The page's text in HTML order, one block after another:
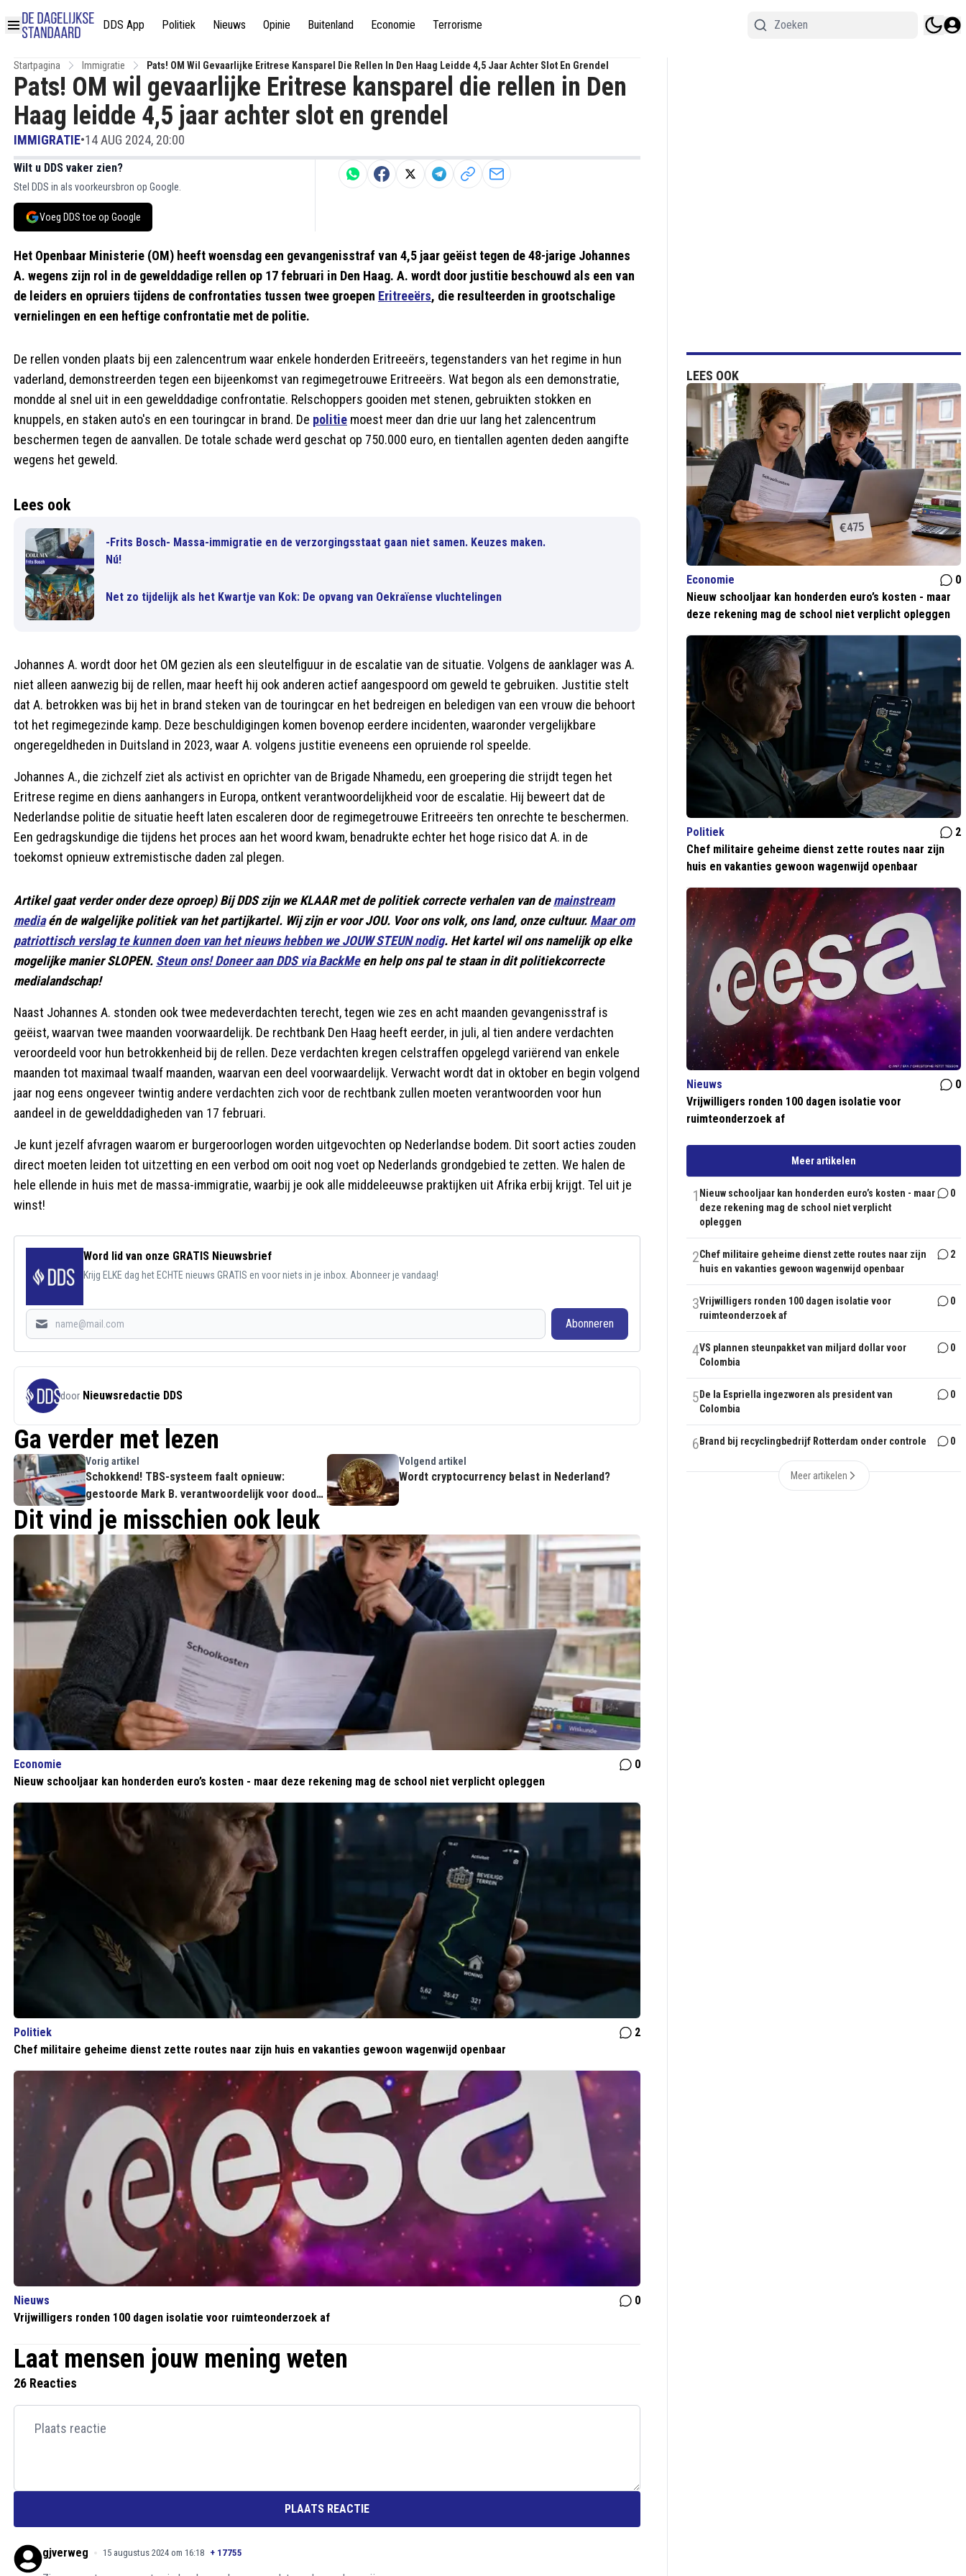
DDS App Politiek Nieuws Opinie Buitenland Economie Terrorisme
Startpagina Immigratie Pats! OM Wil Gevaarlijke Eritrese Kansparel Die Rellen In Den Haag Leidde 4,5 Jaar Achter Slot En Grendel
Pats! OM wil gevaarlijke Eritrese kansparel die rellen in Den
Haag leidde 4,5 jaar achter slot en grendel
IMMIGRATIE•14 AUG 2024, 20:00
Wilt u DDS vaker zien?
Stel DDS in als voorkeursbron op Google.
Voeg DDS toe op Google
Het Openbaar Ministerie (OM) heeft woensdag een gevangenisstraf van 4,5 jaar geëist tegen de 48-jarige Johannes
A. wegens zijn rol in de gewelddadige rellen op 17 februari in Den Haag. A. wordt door justitie beschouwd als een van
de leiders en opruiers tijdens de confrontaties tussen twee groepen Eritreeërs, die resulteerden in grootschalige
vernielingen en een heftige confrontatie met de politie.
De rellen vonden plaats bij een zalencentrum waar enkele honderden Eritreeërs, tegenstanders van het regime in hun
vaderland, demonstreerden tegen een bijeenkomst van regimegetrouwe Eritreeërs. Wat begon als een demonstratie,
mondde al snel uit in een gewelddadige confrontatie. Relschoppers gooiden met stenen, gebruikten stokken en
knuppels, en staken auto's en een touringcar in brand. De politie moest meer dan drie uur lang het zalencentrum
beschermen tegen de aanvallen. De totale schade werd geschat op 750.000 euro, en tientallen agenten deden aangifte
wegens het geweld.
Lees ook
-Frits Bosch- Massa-immigratie en de verzorgingsstaat gaan niet samen. Keuzes maken.
Nú!
Net zo tijdelijk als het Kwartje van Kok: De opvang van Oekraïense vluchtelingen
Johannes A. wordt door het OM gezien als een sleutelfiguur in de escalatie van de situatie. Volgens de aanklager was A.
niet alleen aanwezig bij de rellen, maar heeft hij ook anderen actief aangespoord om geweld te gebruiken. Justitie stelt
dat A. betrokken was bij het in brand steken van de touringcar en het bedreigen en beledigen van een vrouw die behoort
tot het regimegezinde kamp. Deze beschuldigingen komen bovenop eerdere incidenten, waaronder vergelijkbare
ongeregeldheden in Duitsland in 2023, waar A. volgens justitie eveneens een opruiende rol speelde.
Johannes A., die zichzelf ziet als activist en oprichter van de Brigade Nhamedu, een groepering die strijdt tegen het
Eritrese regime en diens aanhangers in Europa, ontkent verantwoordelijkheid voor de escalatie. Hij beweert dat de
Nederlandse politie de situatie heeft laten escaleren door de regimegetrouwe Eritreeërs ten onrechte te beschermen.
Een gedragskundige die tijdens het proces aan het woord kwam, benadrukte echter het hoge risico dat A. in de
toekomst opnieuw extremistische daden zal plegen.
Artikel gaat verder onder deze oproep) Bij DDS zijn we KLAAR met de politiek correcte verhalen van demainstream
mediaén de walgelijke politiek van het partijkartel. Wij zijn er voor JOU. Voor ons volk, ons land, onze cultuur. Maar om
patriottisch verslag te kunnen doen van het nieuws hebben we JOUW STEUN nodig. Het kartel wil ons namelijk op elke
mogelijke manier SLOPEN. Steun ons! Doneer aan DDS via BackMeen help ons pal te staan in dit politiekcorrecte
medialandschap!
Naast Johannes A. stonden ook twee medeverdachten terecht, tegen wie zes en acht maanden gevangenisstraf is
geëist, waarvan twee maanden voorwaardelijk. De rechtbank Den Haag heeft eerder, in juli, al tien andere verdachten
veroordeeld voor hun betrokkenheid bij de rellen. Deze verdachten kregen celstraffen opgelegd variërend van enkele
maanden tot maximaal twaalf maanden, waarvan een deel voorwaardelijk. Verwacht wordt dat in oktober en begin volgend
jaar nog eens ongeveer twintig andere verdachten zich voor de rechtbank zullen moeten verantwoorden voor hun
aandeel in de gewelddadigheden van 17 februari.
Je kunt jezelf afvragen waarom er burgeroorlogen worden uitgevochten op Nederlandse bodem. Dit soort acties zouden
direct moeten leiden tot uitzetting en een verbod om ooit nog voet op Nederlands grondgebied te zetten. We halen de
hele ellende in huis met de massa-immigratie, waarbij je ook alle middeleeuwse praktijken uit Afrika erbij krijgt. Tel uit je
winst!
Word lid van onze GRATIS Nieuwsbrief
Krijg ELKE dag het ECHTE nieuws GRATIS en voor niets in je inbox. Abonneer je vandaag!
Abonneren
door Nieuwsredactie DDS
Ga verder met lezen
Vorig artikel
Schokkend! TBS-systeem faalt opnieuw:
gestoorde Mark B. verantwoordelijk voor dood
58-jarige vrouw
Volgend artikel
Wordt cryptocurrency belast in Nederland?
Dit vind je misschien ook leuk
Economie
0
Nieuw schooljaar kan honderden euro’s kosten - maar deze rekening mag de school niet verplicht opleggen
Politiek
2
Chef militaire geheime dienst zette routes naar zijn huis en vakanties gewoon wagenwijd openbaar
Nieuws
0
Vrijwilligers ronden 100 dagen isolatie voor ruimteonderzoek af
Laat mensen jouw mening weten
26 Reacties
PLAATS REACTIE
gjverweg 15 augustus 2024 om 16:18 + 17755
LEES OOK
Economie
0
Nieuw schooljaar kan honderden euro’s kosten - maar
deze rekening mag de school niet verplicht opleggen
Politiek
2
Chef militaire geheime dienst zette routes naar zijn
huis en vakanties gewoon wagenwijd openbaar
Nieuws
0
Vrijwilligers ronden 100 dagen isolatie voor
ruimteonderzoek af
Meer artikelen
1 Nieuw schooljaar kan honderden euro’s kosten - maar
deze rekening mag de school niet verplicht
opleggen
0
2Chef militaire geheime dienst zette routes naar zijn
huis en vakanties gewoon wagenwijd openbaar
2
3Vrijwilligers ronden 100 dagen isolatie voor
ruimteonderzoek af
0
4VS plannen steunpakket van miljard dollar voor
Colombia
0
5 De la Espriella ingezworen als president van
Colombia
0
6 Brand bij recyclingbedrijf Rotterdam onder controle 0
Meer artikelen